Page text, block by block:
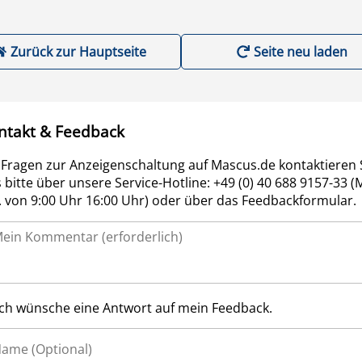
Zurück zur Hauptseite Seite neu laden
& Feedback
zur Anzeigenschaltung auf Mascus.de kontaktieren
bitte über unsere Service-Hotline: +49 (0) 40 688 9157-33
von 9:00 Uhr 16:00 Uhr) oder über das Feedbackformular.
wünsche eine Antwort auf mein Feedback.